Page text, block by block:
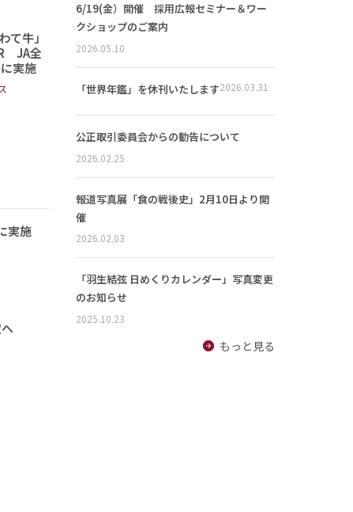
て牛」
JA全
実施
実施
6/19(金）開催 採用広報セミナー＆ワー
クショップのご案内
2026.05.10
「世界年鑑」を休刊いたします2026.03.31
公正取引委員会からの勧告について
2026.02.25
報道写真展「食の戦後史」2月10日より開
催
2026.02.03
「羽生結弦 日めくりカレンダー」写真変更
のお知らせ
2025.10.23
もっと見る